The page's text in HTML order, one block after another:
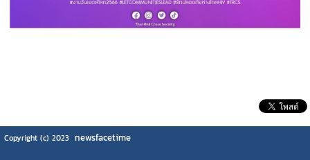
Copyright (c) 2023 newsfacetime